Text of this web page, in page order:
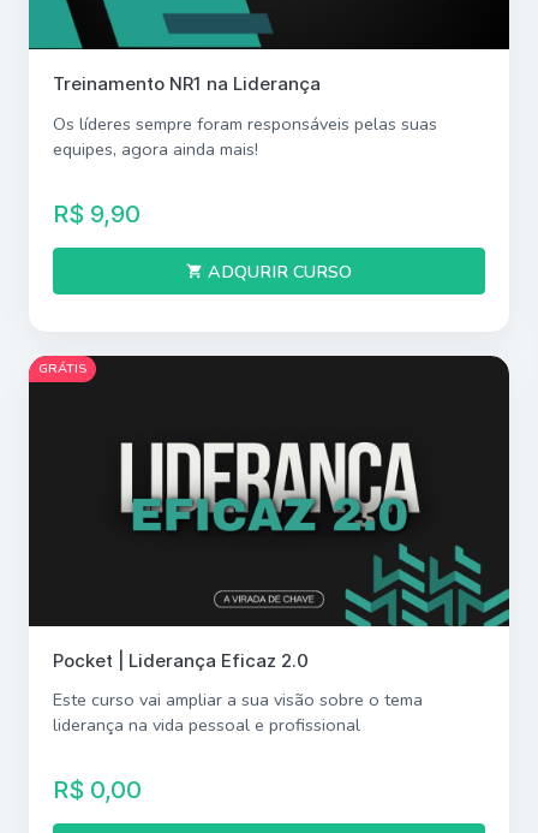
Treinamento NR1 na Liderança
Os líderes sempre foram responsáveis pelas suas
equipes, agora ainda mais!
R$ 9,90
ADQURIR CURSO
GRÁTIS
Pocket | Liderança Eficaz 2.0
Este curso vai ampliar a sua visão sobre o tema
liderança na vida pessoal e profissional
R$ 0,00